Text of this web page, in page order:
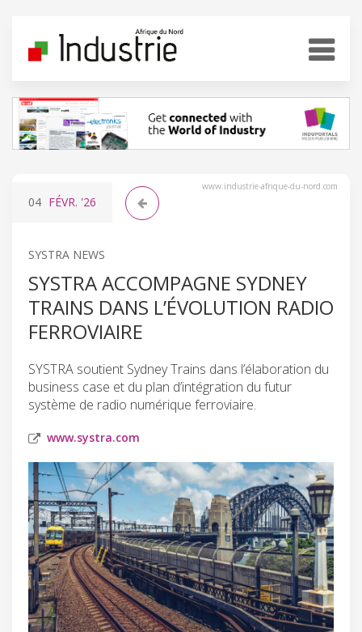
www.industrie-afrique-du-nord.com
04 FÉVR. '26
SYSTRA NEWS
SYSTRA ACCOMPAGNE SYDNEY
TRAINS DANS L’ÉVOLUTION RADIO
FERROVIAIRE
SYSTRA soutient Sydney Trains dans l’élaboration du
business case et du plan d’intégration du futur
système de radio numérique ferroviaire.
www.systra.com